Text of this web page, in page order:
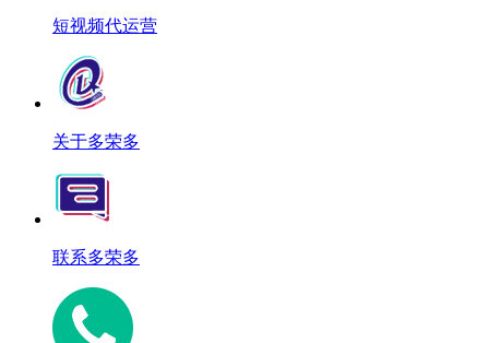
短视频代运营
关于多荣多
联系多荣多